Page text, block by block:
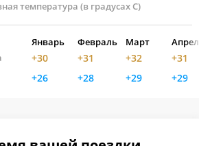
температура (в градусах С)
Январь Февраль Март
+30 +31 +32 +31
+26 +28 +29 +29